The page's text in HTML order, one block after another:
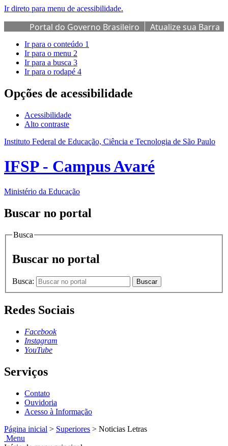
Ir direto para menu de acessibilidade.
Portal do Governo Brasileiro
Atualize sua Barra
de Governo
Ir para o conteúdo 1
Ir para o menu 2
Ir para a busca 3
Ir para o rodapé 4
Opções de acessibilidade
Acessibilidade
Alto contraste
Instituto Federal de Educação, Ciência e Tecnologia de São Paulo
IFSP - Campus Avaré
Ministério da Educação
Buscar no portal
Busca
Buscar no portal
Busca: Buscar
Redes Sociais
Facebook
Instagram
YouTube
Serviços
Contato
Ouvidoria
Acesso à Informação
Página inicial > Superiores > Noticias Letras
Menu